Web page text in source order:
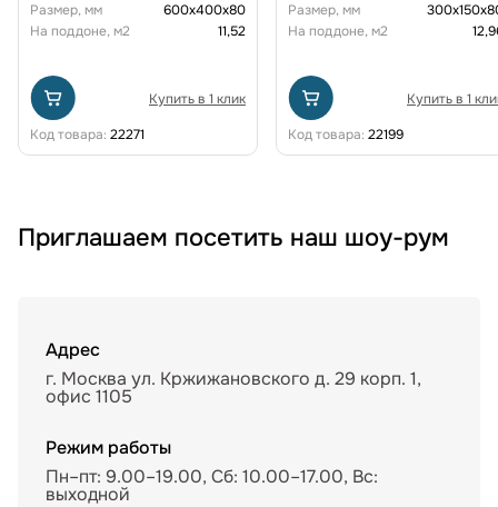
Размер, мм
600х400х80
На поддоне, м2
11,52
Купить в 1 клик
Код товара: 22271
Размер, мм
На поддоне, м2
Купить в 1
Код товара: 22199
Приглашаем посетить наш шоу-рум
Адрес
г. Москва ул. Кржижановского д. 29 корп. 1,
офис 1105
Режим работы
Пн–пт: 9.00–19.00, Сб: 10.00–17.00, Вс:
выходной